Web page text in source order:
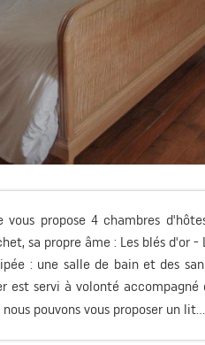
vous propose 4 chambres
sa propre âme : Les blés d'or
: une salle de bain et des
est servi à volonté
pouvons vous proposer un lit...